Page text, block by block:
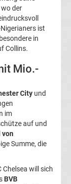
wo der
ist
in
Collins.
Mio.-
City und
im
auf und
von
Summe, die
Chelsea will sich
BVB